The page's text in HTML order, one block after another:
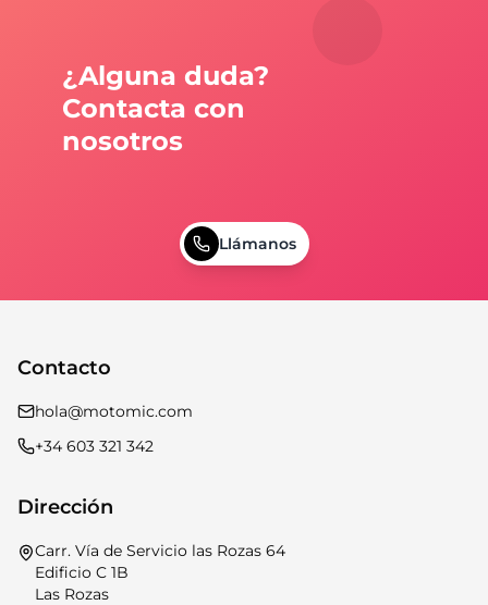
¿Alguna duda?
Contacta con
nosotros
Llámanos
Contacto
hola@motomic.com
+34 603 321 342
Dirección
Carr. Vía de Servicio las Rozas 64
Edificio C 1B
Las Rozas